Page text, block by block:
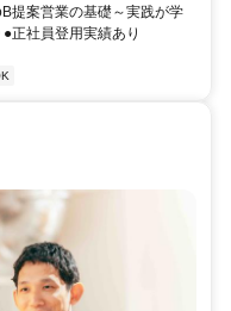
営業の基礎～実践が学
正社員登用実績あり